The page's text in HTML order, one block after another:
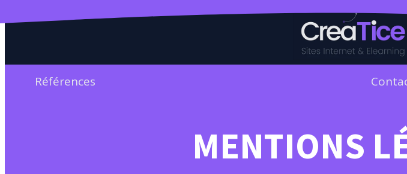
Références
MENTIONS